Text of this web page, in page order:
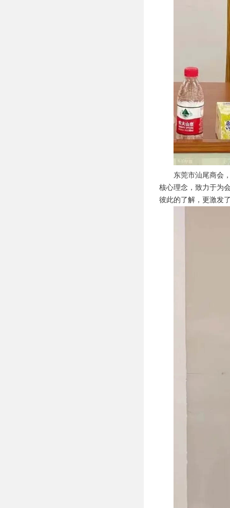
东莞市汕尾商会
核心理念，致力于为
彼此的了解，更激发